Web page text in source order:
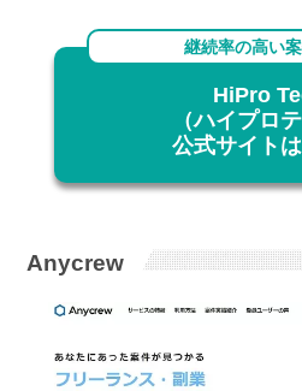
継続率の高い
HiPro
（ハイプロ
公式サイト
Anycrew